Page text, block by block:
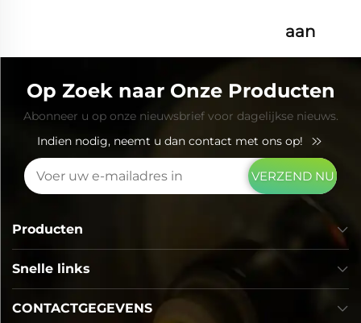
aan
Op Zoek naar Onze Producten
Abonneer u op onze nieuwsbrief voor dagelijkse nieuws.
Indien nodig, neemt u dan contact met ons op!
VERZEND NU
Snelle links
Producten
CONTACTGEGEVENS